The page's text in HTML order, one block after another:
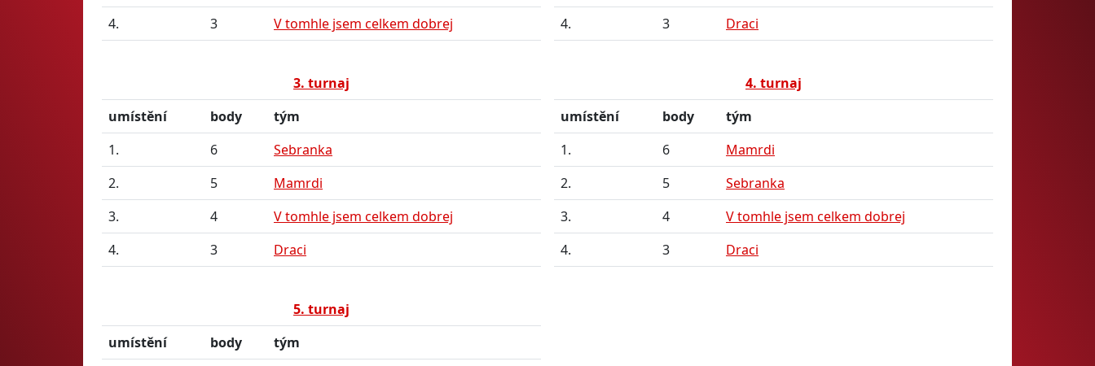
4.
3 V tomhle jsem celkem dobrej
4.
3 Draci
3. turnaj
umístění
body
tým
1.
6
Sebranka
2.
5
Mamrdi
3.
4
V tomhle jsem celkem dobrej
4.
3 Draci
4. turnaj
umístění
body
tým
1.
6
Mamrdi
2.
5
Sebranka
3.
4
V tomhle jsem celkem dobrej
4.
3 Draci
5. turnaj
umístění
body
tým